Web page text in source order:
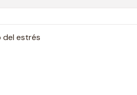
del estrés